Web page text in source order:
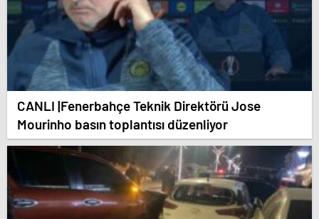
CANLI |Fenerbahçe Teknik Direktörü Jose
Mourinho basın toplantısı düzenliyor